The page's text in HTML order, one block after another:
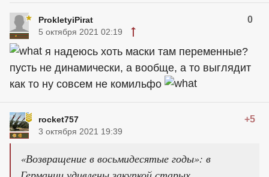
ProkletyiPirat 0
5 октября 2021 02:19
я надеюсь хоть маски там переменные?
пусть не динамически, а вообще, а то выглядит
как то ну совсем не комильфо
rocket757 +5
3 октября 2021 19:39
«Возвращение в восьмидесятые годы»: в